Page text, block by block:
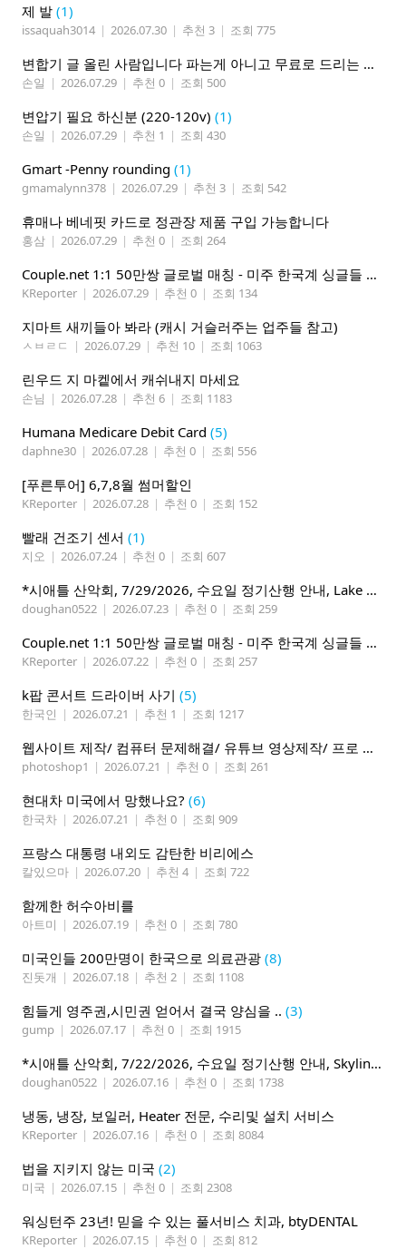
제 발 (1)
issaquah3014 | 2026.07.30 | 추천 3 | 조회 775
변합기 글 올린 사람입니다 파는게 아니고 무료로 드리는 겁니다 필요하신분 연락처 남겨주시면 됩니다
손일 | 2026.07.29 | 추천 0 | 조회 500
변압기 필요 하신분 (220-120v) (1)
손일 | 2026.07.29 | 추천 1 | 조회 430
Gmart -Penny rounding (1)
gmamalynn378 | 2026.07.29 | 추천 3 | 조회 542
휴매나 베네핏 카드로 정관장 제품 구입 가능합니다
홍삼 | 2026.07.29 | 추천 0 | 조회 264
Couple.net 1:1 50만쌍 글로벌 매칭 - 미주 한국계 싱글들 모이세요
KReporter | 2026.07.29 | 추천 0 | 조회 134
지마트 새끼들아 봐라 (캐시 거슬러주는 업주들 참고)
ㅅㅂㄹㄷ | 2026.07.29 | 추천 10 | 조회 1063
린우드 지 마켙에서 캐쉬내지 마세요
손님 | 2026.07.28 | 추천 6 | 조회 1183
Humana Medicare Debit Card (5)
daphne30 | 2026.07.28 | 추천 0 | 조회 556
[푸른투어] 6,7,8월 썸머할인
KReporter | 2026.07.28 | 추천 0 | 조회 152
빨래 건조기 센서 (1)
지오 | 2026.07.24 | 추천 0 | 조회 607
*시애틀 산악회, 7/29/2026, 수요일 정기산행 안내, Lake 22*
doughan0522 | 2026.07.23 | 추천 0 | 조회 259
Couple.net 1:1 50만쌍 글로벌 매칭 - 미주 한국계 싱글들 모이세요
KReporter | 2026.07.22 | 추천 0 | 조회 257
k팝 콘서트 드라이버 사기 (5)
한국인 | 2026.07.21 | 추천 1 | 조회 1217
웹사이트 제작/ 컴퓨터 문제해결/ 유튜브 영상제작/ 프로 사진촬영
photoshop1 | 2026.07.21 | 추천 0 | 조회 261
현대차 미국에서 망했나요? (6)
한국차 | 2026.07.21 | 추천 0 | 조회 909
프랑스 대통령 내외도 감탄한 비리에스
칼있으마 | 2026.07.20 | 추천 4 | 조회 722
함께한 허수아비를
아트미 | 2026.07.19 | 추천 0 | 조회 780
미국인들 200만명이 한국으로 의료관광 (8)
진돗개 | 2026.07.18 | 추천 2 | 조회 1108
힘들게 영주권,시민권 얻어서 결국 양심을 .. (3)
gump | 2026.07.17 | 추천 0 | 조회 1915
*시애틀 산악회, 7/22/2026, 수요일 정기산행 안내, Skyline Trail Loop(Mt. Rainier)*
doughan0522 | 2026.07.16 | 추천 0 | 조회 1738
냉동, 냉장, 보일러, Heater 전문, 수리및 설치 서비스
KReporter | 2026.07.16 | 추천 0 | 조회 8084
법을 지키지 않는 미국 (2)
미국 | 2026.07.15 | 추천 0 | 조회 2308
워싱턴주 23년! 믿을 수 있는 풀서비스 치과, btyDENTAL
KReporter | 2026.07.15 | 추천 0 | 조회 812